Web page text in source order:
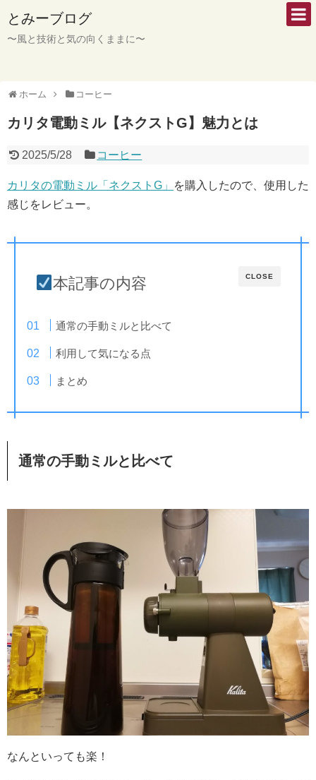
とみーブログ
〜風と技術と気の向くままに〜
ホーム コーヒー
カリタ電動ミル【ネクストG】魅力とは
2025/5/28 コーヒー
カリタの電動ミル「ネクストG」
を購入したので、使用した
感じをレビュー。
CLOSE
本記事の内容
通常の手動ミルと比べて
利用して気になる点
まとめ
通常の手動ミルと比べて
なんといっても楽！